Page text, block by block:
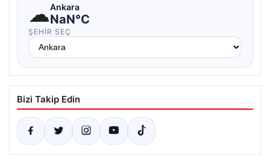
☁Ankara
NaN°C
ŞEHIR SEÇ
Bizi Takip Edin